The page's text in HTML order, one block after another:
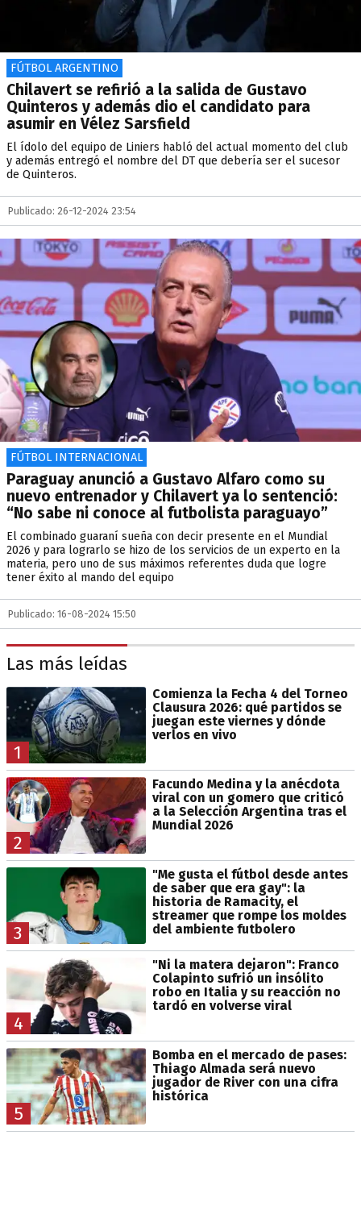
FÚTBOL ARGENTINO
Chilavert se refirió a la salida de Gustavo
Quinteros y además dio el candidato para
asumir en Vélez Sarsfield
El ídolo del equipo de Liniers habló del actual momento del club
y además entregó el nombre del DT que debería ser el sucesor
de Quinteros.
Publicado: 26-12-2024 23:54
FÚTBOL INTERNACIONAL
Paraguay anunció a Gustavo Alfaro como su
nuevo entrenador y Chilavert ya lo sentenció:
“No sabe ni conoce al futbolista paraguayo”
El combinado guaraní sueña con decir presente en el Mundial
2026 y para lograrlo se hizo de los servicios de un experto en la
materia, pero uno de sus máximos referentes duda que logre
tener éxito al mando del equipo
Publicado: 16-08-2024 15:50
Las más leídas
1
Comienza la Fecha 4 del Torneo
Clausura 2026: qué partidos se
juegan este viernes y dónde
verlos en vivo
2
Facundo Medina y la anécdota
viral con un gomero que criticó
a la Selección Argentina tras el
Mundial 2026
3
"Me gusta el fútbol desde antes
de saber que era gay": la
historia de Ramacity, el
streamer que rompe los moldes
del ambiente futbolero
4
"Ni la matera dejaron": Franco
Colapinto sufrió un insólito
robo en Italia y su reacción no
tardó en volverse viral
5
Bomba en el mercado de pases:
Thiago Almada será nuevo
jugador de River con una cifra
histórica